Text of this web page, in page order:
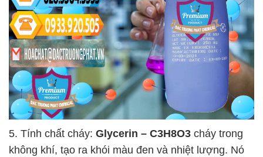
5. Tính chất cháy: Glycerin – C3H8O3 cháy trong
không khí, tạo ra khói màu đen và nhiệt lượng. Nó